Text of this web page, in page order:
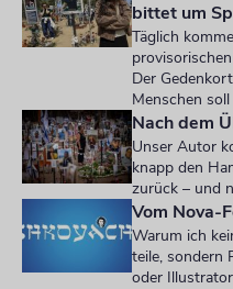
bittet um
Täglich
Der
Menschen
Nach dem
Unser Autor
knapp den
zurück – und
Vom Nova-
Warum ich
teile, sondern
oder